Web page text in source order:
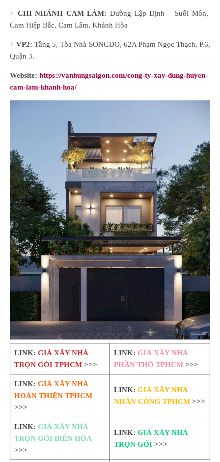
+ CHI NHÁNH CAM LÂM: Đường Lập Định – Suối Môn,
Cam Hiệp Bắc, Cam Lâm, Khánh Hòa
+ VP2:Tầng 5, Tòa Nhà SONGDO, 62A Phạm Ngọc Thạch, P.6,
Quận 3.
Website: https://vanhungsaigon.com/cong-ty-xay-dung-huyen-
cam-lam-khanh-hoa/
LINK: GIÁ XÂY NHÀ
TRỌN GÓI TPHCM>>>
LINK: GIÁ XÂY NHÀ
PHẦN THÔ TPHCM>>>
LINK: GIÁ XÂY NHÀ
HOÀN THIỆN TPHCM
>>>
LINK: GIÁ XÂY NHÀ
NHÂN CÔNG TPHCM>>>
LINK: GIÁ XÂY NHÀ
TRỌN GÓI BIÊN HÒA
>>>
LINK: GIÁ XÂY NHÀ
TRỌN GÓI>>>